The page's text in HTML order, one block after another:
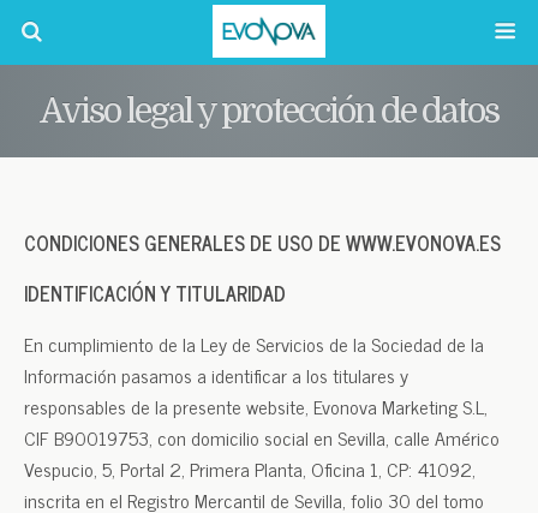
Aviso legal y protección de datos
CONDICIONES GENERALES DE USO DE WWW.EVONOVA.ES
IDENTIFICACIÓN Y TITULARIDAD
En cumplimiento de la Ley de Servicios de la Sociedad de la
Información pasamos a identificar a los titulares y
responsables de la presente website, Evonova Marketing S.L,
CIF B90019753, con domicilio social en Sevilla, calle Américo
Vespucio, 5, Portal 2, Primera Planta, Oficina 1, CP: 41092,
inscrita en el Registro Mercantil de Sevilla, folio 30 del tomo